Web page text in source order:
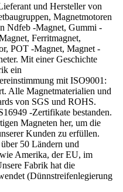
und Hersteller von
Magnetmotoren
Ndfeb -Magnet, Gummi -
Ferritmagnet,
POT -Magnet, Magnet -
Mit einer Geschichte
ein
mit ISO9001:
Alle Magnetmaterialien und
von SGS und ROHS.
-Zertifikate bestanden.
Magneten her, um die
Kunden zu erfüllen.
50 Ländern und
Amerika, der EU, im
Fabrik hat die
(Dünnstreifenlegierung